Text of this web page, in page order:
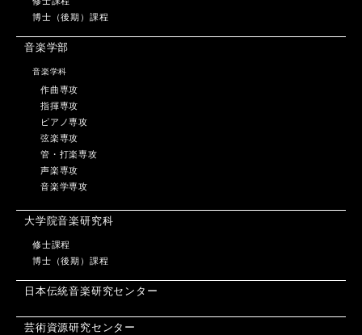
博士（後期）課程
音楽学部
音楽学科
作曲専攻
指揮専攻
ピアノ専攻
弦楽専攻
管・打楽専攻
声楽専攻
音楽学専攻
大学院音楽研究科
修士課程
博士（後期）課程
日本伝統音楽研究センター
芸術資源研究センター